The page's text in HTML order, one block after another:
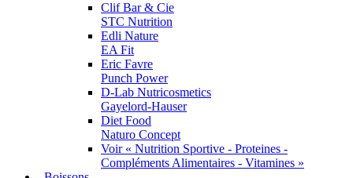
Clif Bar & Cie
STC Nutrition
Edli Nature
EA Fit
Eric Favre
Punch Power
D-Lab Nutricosmetics
Gayelord-Hauser
Diet Food
Naturo Concept
Voir « Nutrition Sportive - Proteines -
Compléments Alimentaires - Vitamines »